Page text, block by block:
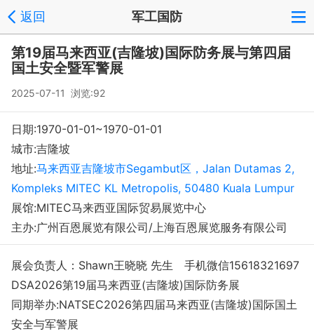
返回 军工国防
第19届马来西亚(吉隆坡)国际防务展与第四届
国土安全暨军警展
2025-07-11 浏览:92
日期:1970-01-01~1970-01-01
城市:吉隆坡
地址:马来西亚吉隆坡市Segambut区，Jalan Dutamas 2,
Kompleks MITEC KL Metropolis, 50480 Kuala Lumpur
展馆:MITEC马来西亚国际贸易展览中心
主办:广州百恩展览有限公司/上海百恩展览服务有限公司
展会负责人：Shawn王晓晓 先生 手机微信15618321697
DSA2026第19届马来西亚(吉隆坡)国际防务展
同期举办:NATSEC2026第四届马来西亚(吉隆坡)国际国土
安全与军警展
注册 反馈
Copyright © 2008-2018 环球会展网 fairglobal.com.cn 版权所有